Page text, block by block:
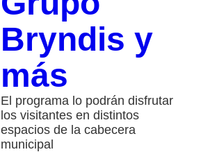
Bryndis y
más
El programa lo podrán disfrutar
los visitantes en distintos
espacios de la cabecera
municipal